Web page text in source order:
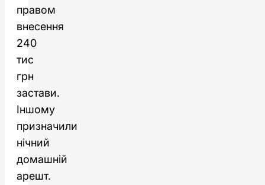
правом
внесення
240
тис
грн
застави.
Іншому
призначили
нічний
домашній
арешт.